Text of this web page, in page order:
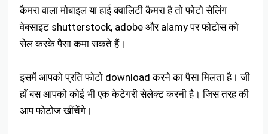
कैमरा वाला मोबाइल या हाई क्वालिटी कैमरा है तो फोटो सेलिंग
वेबसाइट shutterstock, adobe और alamy पर फोटोस को
सेल करके पैसा कमा सकते हैं।
इसमें आपको प्रति फोटो download करने का पैसा मिलता है। जी
हाँ बस आपको कोई भी एक केटेगरी सेलेक्ट करनी है। जिस तरह की
आप फोटोज खींचेंगे।